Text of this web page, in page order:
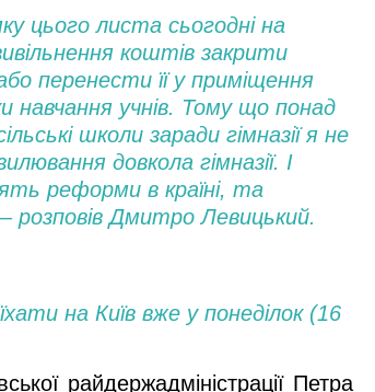
цього листа сьогодні на
коштів закрити
перенести її у приміщення
навчання учнів. Тому що понад
школи заради гімназії я не
довкола гімназії. І
реформи в країні, та
Дмитро Левицький.
на Київ вже у понеділок (16
райдержадміністрації Петра